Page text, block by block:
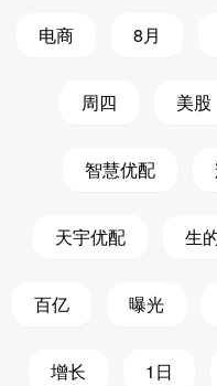
电商 8月
周四 美股
智慧优配
天宇优配 生
百亿 曝光
增长 1日